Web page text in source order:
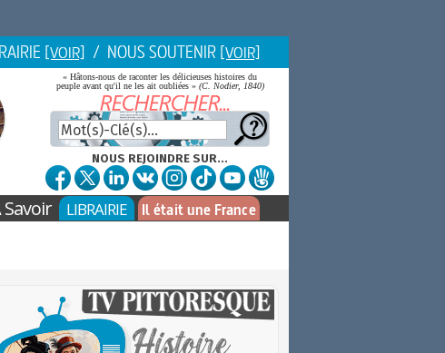
[VOIR] / NOUS SOUTENIR [VOIR]
« Hâtons-nous de raconter les délicieuses histoires du
peuple avant qu'il ne les ait oubliées » (C. Nodier, 1840)
NOUS REJOINDRE SUR...
Savoir LIBRAIRIE Il était une France